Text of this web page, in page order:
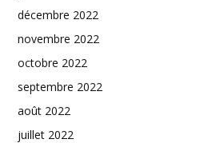
décembre 2022
novembre 2022
octobre 2022
septembre 2022
août 2022
juillet 2022